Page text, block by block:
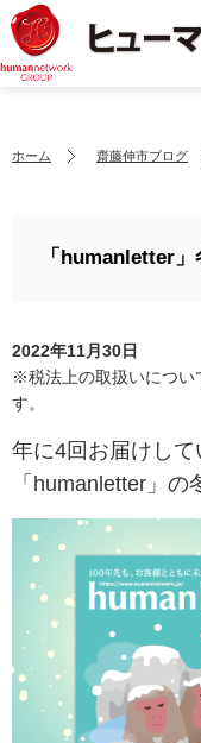
ホーム 齋藤伸市ブログ
「humanletter
2022年11月30日
※税法上の取扱いについ
す。
年に4回お届けして
「humanletter」の